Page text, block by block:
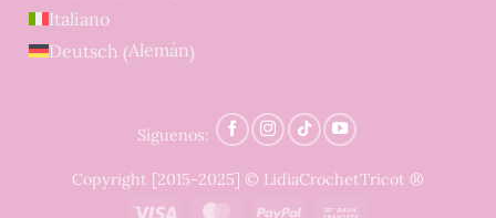
Italiano
Deutsch (Alemán)
Síguenos:
Copyright [2015-2025] © LidiaCrochetTricot ®
Visa
MasterCardPayPal